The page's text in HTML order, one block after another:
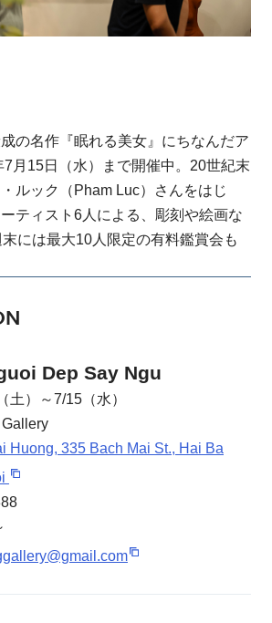
の名作『眠れる美女』にちなんだア
月15日（水）まで開催中。20世紀末
ルック（Pham Luc）さんをはじ
ティスト6人による、彫刻や絵画な
には最大10人限定の有料鑑賞会も
Dep Say Ngu
土）～7/15（水）
Huong, 335 Bach Mai St., Hai Ba